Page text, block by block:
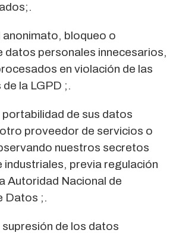
anonimato, bloqueo o
datos personales innecesarios,
​​en violación de las
la LGPD ;.
portabilidad de sus datos
proveedor de servicios o
nuestros secretos
industriales, previa regulación
Autoridad Nacional de
Datos ;.
supresión de los datos